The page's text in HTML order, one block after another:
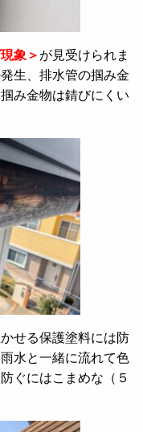
象＞ が見受けられま
生、排水管の掴み金
み金物は錆びにくい
せる保護塗料には防
水と一緒に流れて色
ぐにはこまめな（５